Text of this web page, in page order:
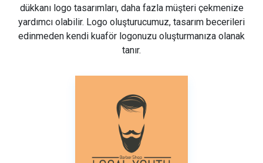
dükkanı logo tasarımları, daha fazla müşteri çekmenize
yardımcı olabilir. Logo oluşturucumuz, tasarım becerileri
edinmeden kendi kuaför logonuzu oluşturmanıza olanak
tanır.